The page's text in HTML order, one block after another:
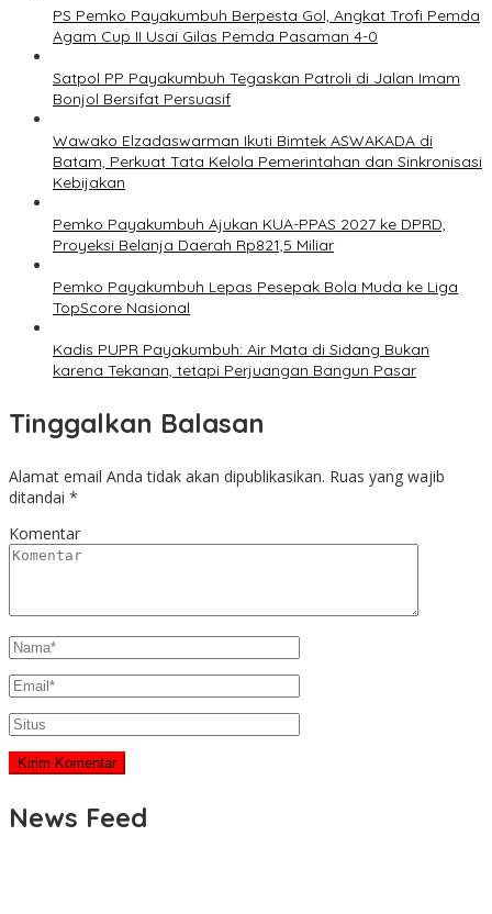
PS Pemko Payakumbuh Berpesta Gol, Angkat Trofi Pemda
Agam Cup II Usai Gilas Pemda Pasaman 4-0
Satpol PP Payakumbuh Tegaskan Patroli di Jalan Imam
Bonjol Bersifat Persuasif
Wawako Elzadaswarman Ikuti Bimtek ASWAKADA di
Batam, Perkuat Tata Kelola Pemerintahan dan Sinkronisasi
Kebijakan
Pemko Payakumbuh Ajukan KUA-PPAS 2027 ke DPRD,
Proyeksi Belanja Daerah Rp821,5 Miliar
Pemko Payakumbuh Lepas Pesepak Bola Muda ke Liga
TopScore Nasional
Kadis PUPR Payakumbuh: Air Mata di Sidang Bukan
karena Tekanan, tetapi Perjuangan Bangun Pasar
Tinggalkan Balasan
Alamat email Anda tidak akan dipublikasikan. Ruas yang wajib
ditandai *
Komentar
News Feed